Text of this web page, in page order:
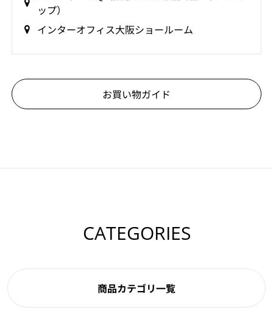
ップ）
インターオフィス大阪ショールーム
お買い物ガイド
CATEGORIES
商品カテゴリ一覧